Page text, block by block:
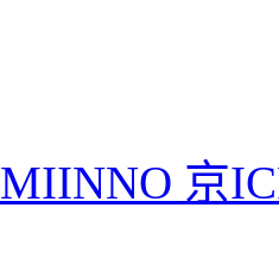
MIINNO 京